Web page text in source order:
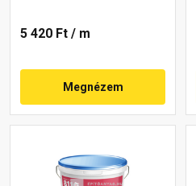
5 420 Ft / m
Megnézem